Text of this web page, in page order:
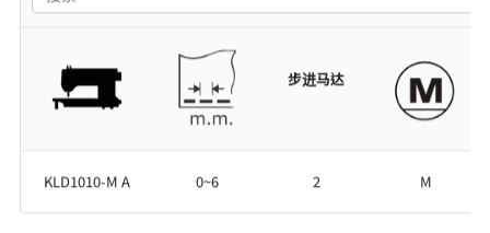
步进马达
KLD1010-M A 0~6 2 M